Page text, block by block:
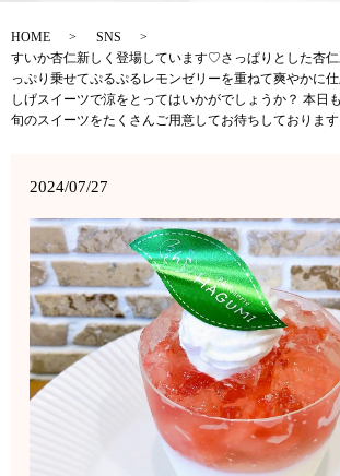
HOME
SNS
すいか杏仁新しく登場しています♡さっぱりとした杏
っぷり乗せてぷるぷるレモンゼリーを重ねて爽やかに
しげスイーツで涼をとってはいかがでしょうか？ 本日
旬のスイーツをたくさんご用意してお待ちしております️
2024/07/27